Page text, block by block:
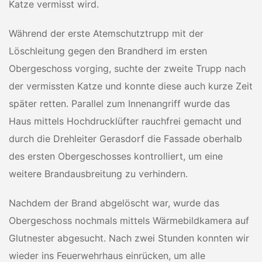
Katze vermisst wird.
Während der erste Atemschutztrupp mit der
Löschleitung gegen den Brandherd im ersten
Obergeschoss vorging, suchte der zweite Trupp nach
der vermissten Katze und konnte diese auch kurze Zeit
später retten. Parallel zum Innenangriff wurde das
Haus mittels Hochdrucklüfter rauchfrei gemacht und
durch die Drehleiter Gerasdorf die Fassade oberhalb
des ersten Obergeschosses kontrolliert, um eine
weitere Brandausbreitung zu verhindern.
Nachdem der Brand abgelöscht war, wurde das
Obergeschoss nochmals mittels Wärmebildkamera auf
Glutnester abgesucht. Nach zwei Stunden konnten wir
wieder ins Feuerwehrhaus einrücken, um alle